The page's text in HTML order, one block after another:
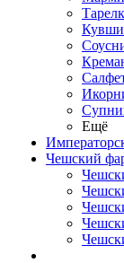
Ещё
Чешский